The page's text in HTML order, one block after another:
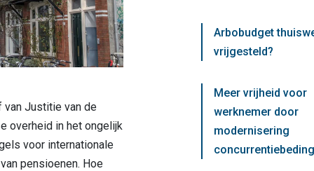
Justitie van de
overheid in het ongelijk
voor internationale
pensioenen. Hoe
Arbobudget
vrijgesteld?
Meer vrijheid voor
werknemer door
modernisering
concurrentiebeding